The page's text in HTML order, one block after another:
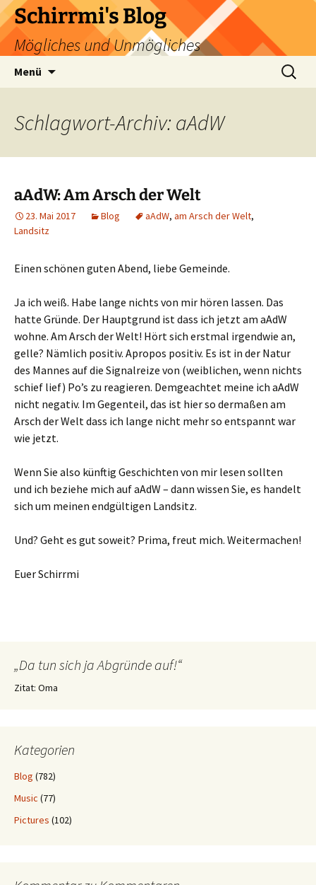
Zum
Inhalt
springen
Schirrmi's Blog
Mögliches und Unmögliches
Menü
Suchen
nach:
Schlagwort-Archiv: aAdW
aAdW: Am Arsch der Welt
23. Mai 2017 Blog aAdW, am Arsch der Welt,
Landsitz
Einen schönen guten Abend, liebe Gemeinde.
Ja ich weiß. Habe lange nichts von mir hören lassen. Das
hatte Gründe. Der Hauptgrund ist dass ich jetzt am aAdW
wohne. Am Arsch der Welt! Hört sich erstmal irgendwie an,
gelle? Nämlich positiv. Apropos positiv. Es ist in der Natur
des Mannes auf die Signalreize von (weiblichen, wenn nichts
schief lief) Po’s zu reagieren. Demgeachtet meine ich aAdW
nicht negativ. Im Gegenteil, das ist hier so dermaßen am
Arsch der Welt dass ich lange nicht mehr so entspannt war
wie jetzt.
Wenn Sie also künftig Geschichten von mir lesen sollten
und ich beziehe mich auf aAdW – dann wissen Sie, es handelt
sich um meinen endgültigen Landsitz.
Und? Geht es gut soweit? Prima, freut mich. Weitermachen!
Euer Schirrmi
„Da tun sich ja Abgründe auf!“
Zitat: Oma
Kategorien
Blog (782)
Music (77)
Pictures (102)